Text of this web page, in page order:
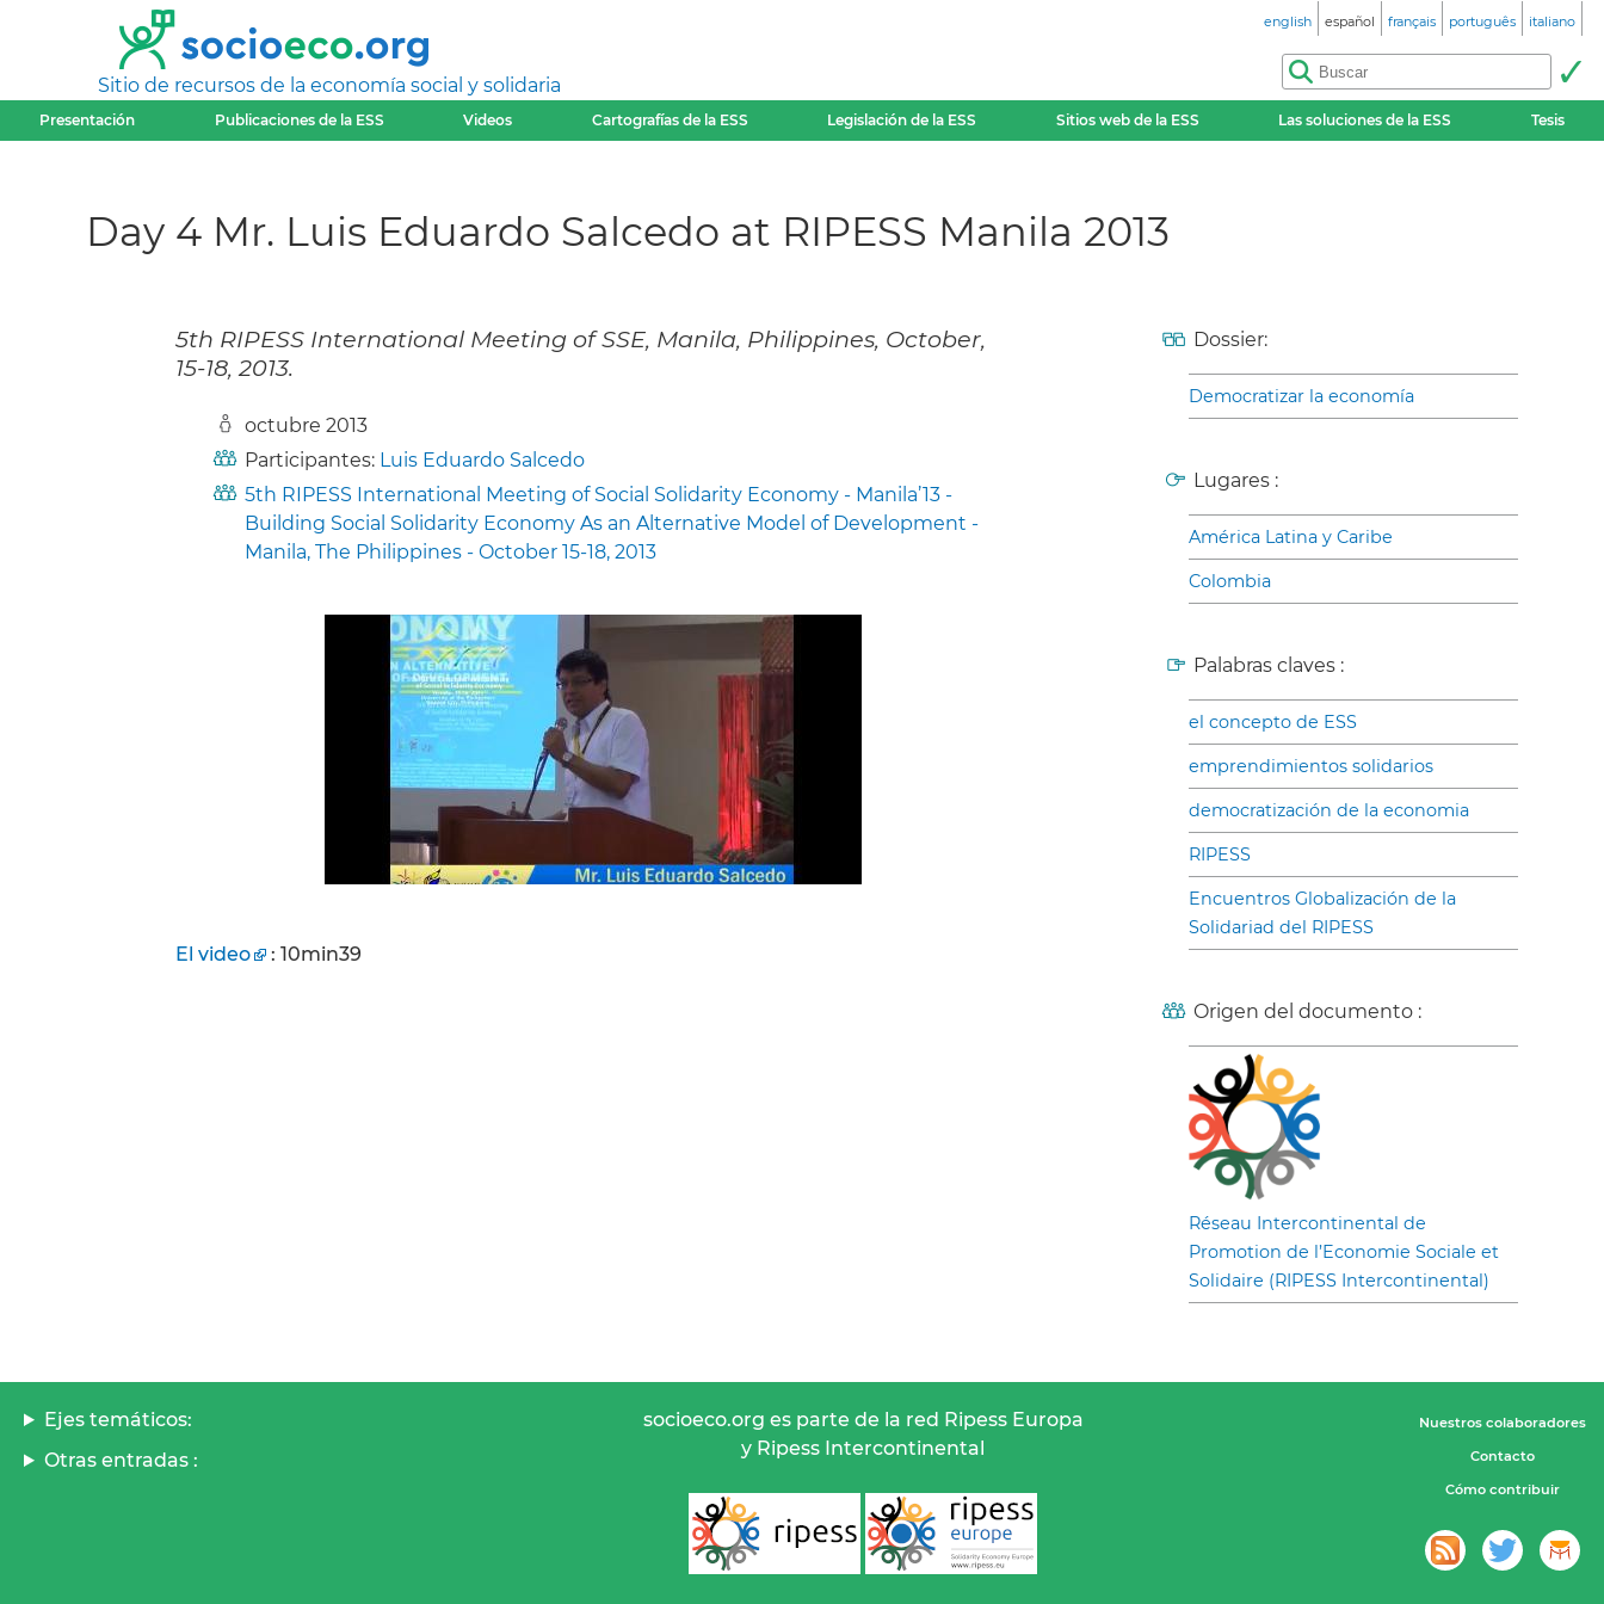
Sitio de recursos de la economía social y solidaria
english español français português italiano
Presentación Publicaciones de la ESS Videos Cartografías de la ESS Legislación de la ESS Sitios web de la ESS Las soluciones de la ESS Tesis
Day 4 Mr. Luis Eduardo Salcedo at RIPESS Manila 2013
5th RIPESS International Meeting of SSE, Manila, Philippines, October,
15-18, 2013.
octubre 2013
Participantes: Luis Eduardo Salcedo
5th RIPESS International Meeting of Social Solidarity Economy - Manila’13 -
Building Social Solidarity Economy As an Alternative Model of Development -
Manila, The Philippines - October 15-18, 2013
El video : 10min39
Dossier:
Democratizar la economía
Lugares :
América Latina y Caribe
Colombia
Palabras claves :
el concepto de ESS
emprendimientos solidarios
democratización de la economia
RIPESS
Encuentros Globalización de la
Solidariad del RIPESS
Origen del documento :
Réseau Intercontinental de
Promotion de l’Economie Sociale et
Solidaire (RIPESS Intercontinental)
Ejes temáticos:
Otras entradas :
socioeco.org es parte de la red Ripess Europa
y Ripess Intercontinental
Nuestros colaboradores
Contacto
Cómo contribuir